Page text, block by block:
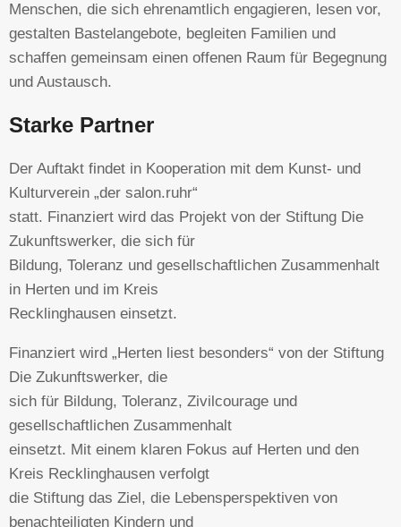
Menschen, die sich ehrenamtlich engagieren, lesen vor,
gestalten Bastelangebote, begleiten Familien und
schaffen gemeinsam einen offenen Raum für Begegnung
und Austausch.
Starke Partner
Der Auftakt findet in Kooperation mit dem Kunst- und
Kulturverein „der salon.ruhr“
statt. Finanziert wird das Projekt von der Stiftung Die
Zukunftswerker, die sich für
Bildung, Toleranz und gesellschaftlichen Zusammenhalt
in Herten und im Kreis
Recklinghausen einsetzt.
Finanziert wird „Herten liest besonders“ von der Stiftung
Die Zukunftswerker, die
sich für Bildung, Toleranz, Zivilcourage und
gesellschaftlichen Zusammenhalt
einsetzt. Mit einem klaren Fokus auf Herten und den
Kreis Recklinghausen verfolgt
die Stiftung das Ziel, die Lebensperspektiven von
benachteiligten Kindern und